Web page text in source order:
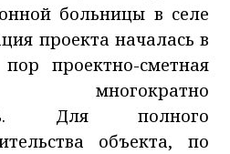
больницы в селе
проекта началась в
проектно-сметная
многократно
Для полного
объекта, по